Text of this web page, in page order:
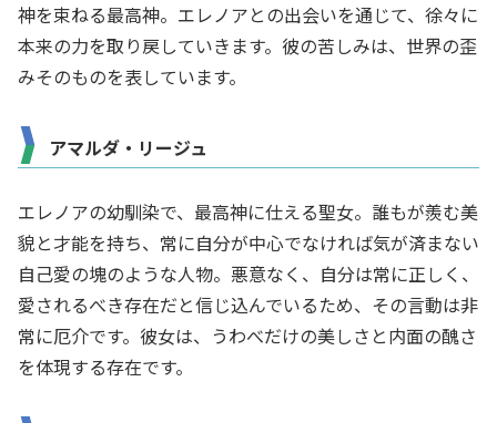
神を束ねる最高神。エレノアとの出会いを通じて、徐々に
本来の力を取り戻していきます。彼の苦しみは、世界の歪
みそのものを表しています。
アマルダ・リージュ
エレノアの幼馴染で、最高神に仕える聖女。誰もが羨む美
貌と才能を持ち、常に自分が中心でなければ気が済まない
自己愛の塊のような人物。悪意なく、自分は常に正しく、
愛されるべき存在だと信じ込んでいるため、その言動は非
常に厄介です。彼女は、うわべだけの美しさと内面の醜さ
を体現する存在です。